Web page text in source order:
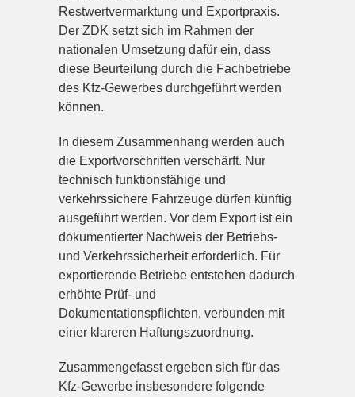
Restwertvermarktung und Exportpraxis.
Der ZDK setzt sich im Rahmen der
nationalen Umsetzung dafür ein, dass
diese Beurteilung durch die Fachbetriebe
des Kfz-Gewerbes durchgeführt werden
können.
In diesem Zusammenhang werden auch
die Exportvorschriften verschärft. Nur
technisch funktionsfähige und
verkehrssichere Fahrzeuge dürfen künftig
ausgeführt werden. Vor dem Export ist ein
dokumentierter Nachweis der Betriebs-
und Verkehrssicherheit erforderlich. Für
exportierende Betriebe entstehen dadurch
erhöhte Prüf- und
Dokumentationspflichten, verbunden mit
einer klareren Haftungszuordnung.
Zusammengefasst ergeben sich für das
Kfz-Gewerbe insbesondere folgende